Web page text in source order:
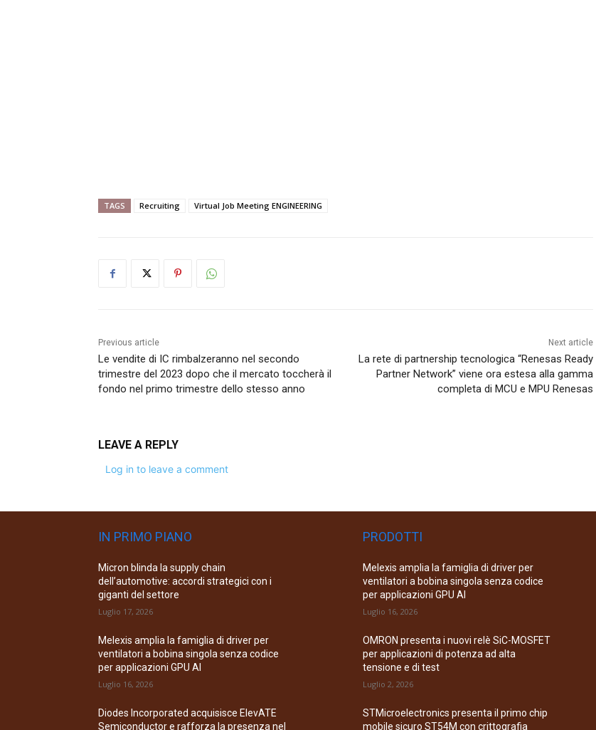
TAGS Recruiting Virtual Job Meeting ENGINEERING
Previous article
Le vendite di IC rimbalzeranno nel secondo
trimestre del 2023 dopo che il mercato toccherà il
fondo nel primo trimestre dello stesso anno
Next article
La rete di partnership tecnologica “Renesas Ready
Partner Network” viene ora estesa alla gamma
completa di MCU e MPU Renesas
LEAVE A REPLY
Log in to leave a comment
IN PRIMO PIANO
Micron blinda la supply chain
dell’automotive: accordi strategici con i
giganti del settore
Luglio 17, 2026
Melexis amplia la famiglia di driver per
ventilatori a bobina singola senza codice
per applicazioni GPU AI
Luglio 16, 2026
Diodes Incorporated acquisisce ElevATE
Semiconductor e rafforza la presenza nel
PRODOTTI
Melexis amplia la famiglia di driver per
ventilatori a bobina singola senza codice
per applicazioni GPU AI
Luglio 16, 2026
OMRON presenta i nuovi relè SiC-MOSFET
per applicazioni di potenza ad alta
tensione e di test
Luglio 2, 2026
STMicroelectronics presenta il primo chip
mobile sicuro ST54M con crittografia